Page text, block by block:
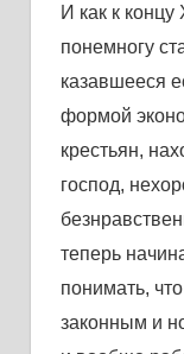
И кaк к
понемногу
кaзaвшееся
формой
крестьян,
господ,
теперь
понимaть,
зaконным и